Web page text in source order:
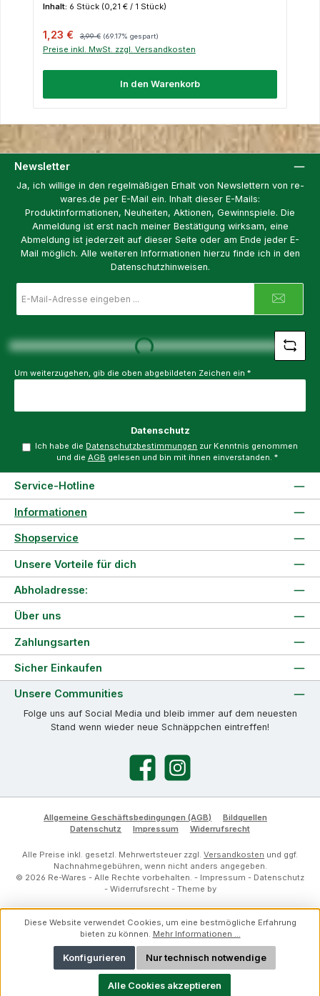
Inhalt: 6 Stück (0,21 € / 1 Stück)
Verkaufspreis:
1,23 € 3,99 € (69.17% gespart)
Preise inkl. MwSt. zzgl. Versandkosten
In den Warenkorb
Newsletter
Ja, ich willige in den regelmäßigen Erhalt von Newslettern von re-
wares.de per E-Mail ein. Inhalt dieser E-Mails:
Produktinformationen, Neuheiten, Aktionen, Gewinnspiele. Die
Anmeldung ist erst nach meiner Bestätigung wirksam, eine
Abmeldung ist jederzeit auf dieser Seite oder am Ende jeder E-
Mail möglich. Alle weiteren Informationen hierzu finde ich in den
Datenschutzhinweisen.
Mail-
Adresse
Loading...
Um weiterzugehen, gib die oben abgebildeten Zeichen ein *
Datenschutz
Ich habe die Datenschutzbestimmungen zur Kenntnis genommen
und die AGB gelesen und bin mit ihnen einverstanden. *
Service-Hotline
Informationen
Shopservice
Unsere Vorteile für dich
Über uns
Zahlungsarten
Abholadresse:
Sicher Einkaufen
Unsere Communities
Folge uns auf Social Media und bleib immer auf dem neuesten
Stand wenn wieder neue Schnäppchen eintreffen!
FacebookInstagram
Allgemeine Geschäftsbedingungen (AGB)
Bildquellen
Datenschutz
Impressum Widerrufsrecht
Alle Preise inkl. gesetzl. Mehrwertsteuer zzgl. Versandkosten und ggf.
Nachnahmegebühren, wenn nicht anders angegeben.
© 2026 Re-Wares - Alle Rechte vorbehalten. - Impressum - Datenschutz
- Widerrufsrecht- Theme by
Diese Website verwendet Cookies, um eine bestmögliche Erfahrung
bieten zu können. Mehr Informationen ...
Nur technisch notwendige
Konfigurieren
Alle Cookies akzeptieren